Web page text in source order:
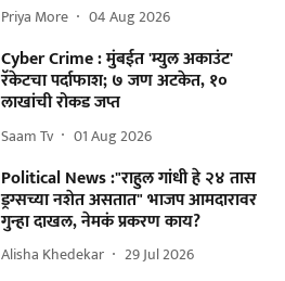
Priya More 04 Aug 2026
Cyber Crime : मुंबईत 'म्युल अकाउंट'
रॅकेटचा पर्दाफाश; ७ जण अटकेत, १०
लाखांची रोकड जप्त
Saam Tv 01 Aug 2026
Political News :"राहुल गांधी हे २४ तास
ड्रग्सच्या नशेत असतात" भाजप आमदारावर
गुन्हा दाखल, नेमकं प्रकरण काय?
Alisha Khedekar 29 Jul 2026